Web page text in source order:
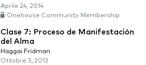
Aprile 24, 2014
Onehouse Community Membership
Clase 7: Proceso de Manifestación
del Alma
Haggai Fridman
Ottobre 3, 2013